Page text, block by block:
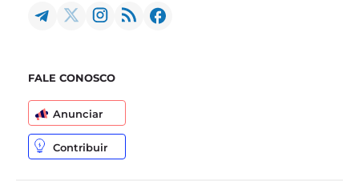
FALE CONOSCO
Anunciar
Contribuir